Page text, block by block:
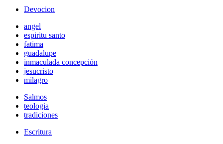
Devocion
angel
espiritu santo
fatima
guadalupe
inmaculada concepción
jesucristo
milagro
Salmos
teologia
tradiciones
Escritura